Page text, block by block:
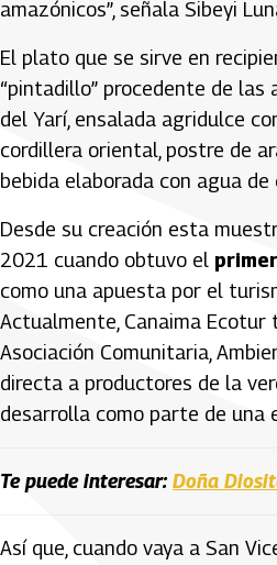
amazónicos”, señala Sibeyi
El plato que se sirve en
“pintadillo” procedente de las
del Yarí, ensalada agridulce
cordillera oriental, postre de
bebida elaborada con agua de
Desde su creación esta
2021 cuando obtuvo el
como una apuesta por el
Actualmente, Canaima
Asociación Comunitaria,
directa a productores de la
desarrolla como parte de una
Te puede interesar: Doña
Así que, cuando vaya a San